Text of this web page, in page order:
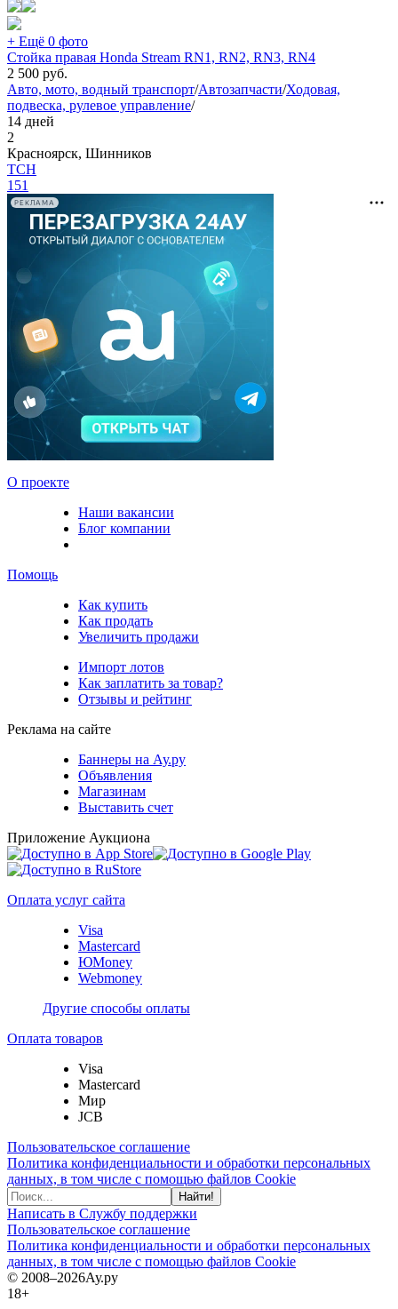
+ Ещё 0 фото
Стойка правая Honda Stream RN1, RN2, RN3, RN4
2 500 руб.
Авто, мото, водный транспорт/Автозапчасти/Ходовая,
подвеска, рулевое управление/
14 дней
2
Красноярск, Шинников
TCH
151
РЕКЛАМА
О проекте
Наши вакансии
Блог компании
Помощь
Как купить
Как продать
Увеличить продажи
Импорт лотов
Как заплатить за товар?
Отзывы и рейтинг
Реклама на сайте
Баннеры на Ау.ру
Объявления
Магазинам
Выставить счет
Приложение Аукциона
Оплата услуг сайта
Visa
Mastercard
ЮMoney
Webmoney
Другие способы оплаты
Оплата товаров
Visa
Mastercard
Мир
JCB
Пользовательское соглашение
Политика конфиденциальности и обработки персональных
данных, в том числе с помощью файлов Cookie
Найти!
Написать в Службу поддержки
Пользовательское соглашение
Политика конфиденциальности и обработки персональных
данных, в том числе с помощью файлов Cookie
© 2008–2026Ау.ру
18+